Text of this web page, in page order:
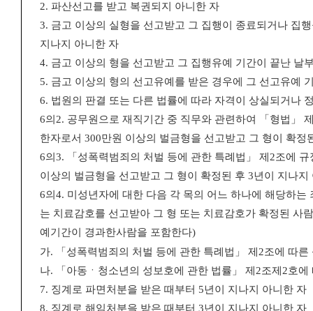
2. 파산선고를 받고 복권되지 아니한 자
3. 금고 이상의 실형을 선고받고 그 집행이 종료되거나 집
지나지 아니한 자
4. 금고 이상의 형을 선고받고 그 집행유예 기간이 끝난 날
5. 금고 이상의 형의 선고유예를 받은 경우에 그 선고유예
6. 법원의 판결 또는 다른 법률에 따라 자격이 상실되거나
6의 2. 공무원으로 재직기간 중 직무와 관련하여 「 형법 」
한자로서 300만원 이상의 벌금형을 선고받고 그 형이 확정
6의 3. 「 성폭력범죄의 처벌 등에 관한 특례법 」 제 2조에
이상의 벌금형을 선고받고 그 형이 확정된 후 3년이 지나지
6의 4. 미성년자에 대한 다음 각 목의 어느 하나에 해당하는
는 치료감호를 선고받아 그 형 또는 치료감호가 확정된 사람
예기간이 경과한사람을 포함한다)
가. 「 성폭력범죄의 처벌 등에 관한 특례법 」 제 2조에 따른
나. 「 아동ㆍ청소년의 성보호에 관한 법률 」 제 2조제 2호에
7. 징계로 파면처분을 받은 때부터 5년이 지나지 아니한 자
8. 징계로 해임처분을 받은 때부터 3년이 지나지 아니한 자